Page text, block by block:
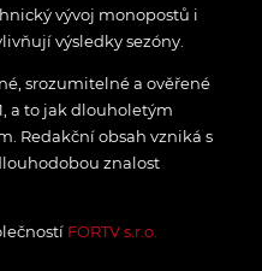
vývoj monopostů i
výsledky sezóny.
srozumitelné a ověřené
a to jak dlouholetým
Redakční obsah vzniká s
znalost
FORTV s.r.o.